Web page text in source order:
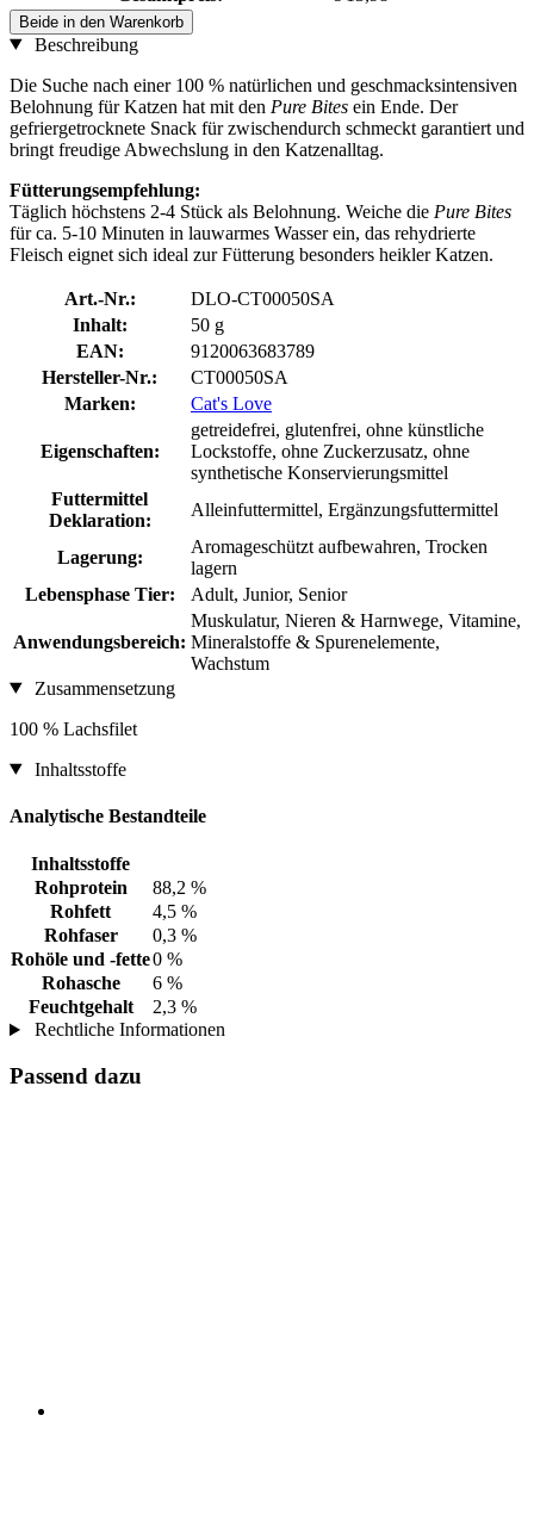
Beide in den Warenkorb
Beschreibung
Die Suche nach einer 100 % natürlichen und geschmacksintensiven
Belohnung für Katzen hat mit den Pure Bites ein Ende. Der
gefriergetrocknete Snack für zwischendurch schmeckt garantiert und
bringt freudige Abwechslung in den Katzenalltag.
Fütterungsempfehlung:
Täglich höchstens 2-4 Stück als Belohnung. Weiche die Pure Bites
für ca. 5-10 Minuten in lauwarmes Wasser ein, das rehydrierte
Fleisch eignet sich ideal zur Fütterung besonders heikler Katzen.
Art.-Nr.:
DLO-CT00050SA
Inhalt:
50 g
EAN:
9120063683789
Hersteller-Nr.:
CT00050SA
Marken:
Cat's Love
Eigenschaften:
getreidefrei, glutenfrei, ohne künstliche
Lockstoffe, ohne Zuckerzusatz, ohne
synthetische Konservierungsmittel
Futtermittel
Deklaration:
Alleinfuttermittel, Ergänzungsfuttermittel
Lagerung:
Aromageschützt aufbewahren, Trocken
lagern
Lebensphase Tier:
Adult, Junior, Senior
Anwendungsbereich:
Muskulatur, Nieren & Harnwege, Vitamine,
Mineralstoffe & Spurenelemente,
Wachstum
Zusammensetzung
100 % Lachsfilet
Inhaltsstoffe
Analytische Bestandteile
Inhaltsstoffe
Rohprotein
88,2 %
Rohfett
4,5 %
Rohfaser
0,3 %
Rohöle und -fette0 %
Rohasche
6 %
Feuchtgehalt
2,3 %
Rechtliche Informationen
Passend dazu